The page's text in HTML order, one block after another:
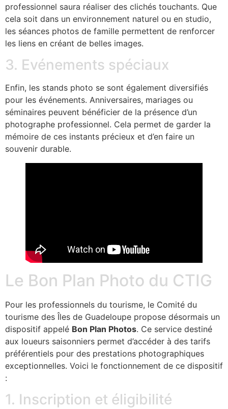
professionnel saura réaliser des clichés touchants. Que
cela soit dans un environnement naturel ou en studio,
les séances photos de famille permettent de renforcer
les liens en créant de belles images.
3. Evénements spéciaux
Enfin, les stands photo se sont également diversifiés
pour les événements. Anniversaires, mariages ou
séminaires peuvent bénéficier de la présence d’un
photographe professionnel. Cela permet de garder la
mémoire de ces instants précieux et d’en faire un
souvenir durable.
Le Bon Plan Photo du CTIG
Pour les professionnels du tourisme, le Comité du
tourisme des Îles de Guadeloupe propose désormais un
dispositif appelé Bon Plan Photos. Ce service destiné
aux loueurs saisonniers permet d’accéder à des tarifs
préférentiels pour des prestations photographiques
exceptionnelles. Voici le fonctionnement de ce dispositif
:
1. Inscription et éligibilité